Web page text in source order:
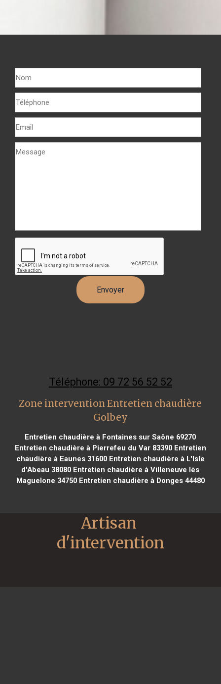
Téléphone: 09 72 56 52 52
Zone intervention Entretien chaudière
Golbey
Entretien chaudière à Fontaines sur Saône 69270
Entretien chaudière à Pierrefeu du Var 83390Entretien
chaudière à Eaunes 31600Entretien chaudière à L'Isle
d'Abeau 38080 Entretien chaudière à Villeneuve lès
Maguelone 34750Entretien chaudière à Donges 44480
Artisan
d'intervention